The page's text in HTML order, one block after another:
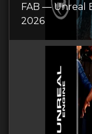
FAB — Unreal
2026